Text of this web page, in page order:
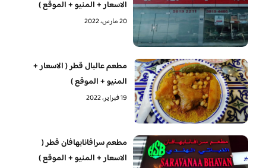
الاسعار + المنيو + الموقع )
20 مارس، 2022
مطعم عالبال قطر ( الاسعار +
المنيو + الموقع )
19 فبراير، 2022
مطعم سرافانابهافان قطر (
الاسعار + المنيو + الموقع )